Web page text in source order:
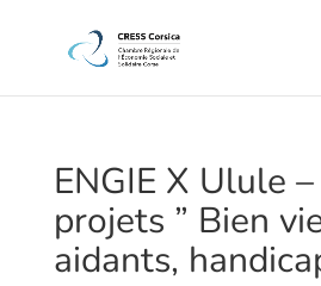
ENGIE X Ulule
projets ” Bien
aidants,